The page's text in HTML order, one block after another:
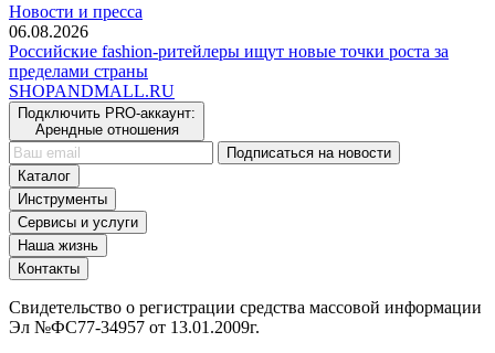
Новости и пресса
06.08.2026
Российские fashion-ритейлеры ищут новые точки роста за
пределами страны
SHOPANDMALL.RU
Подключить PRO-аккаунт:
Арендные отношения
Подписаться на новости
Каталог
Инструменты
Сервисы и услуги
Наша жизнь
Контакты
Свидетельство о регистрации средства массовой информации
Эл №ФС77-34957 от 13.01.2009г.